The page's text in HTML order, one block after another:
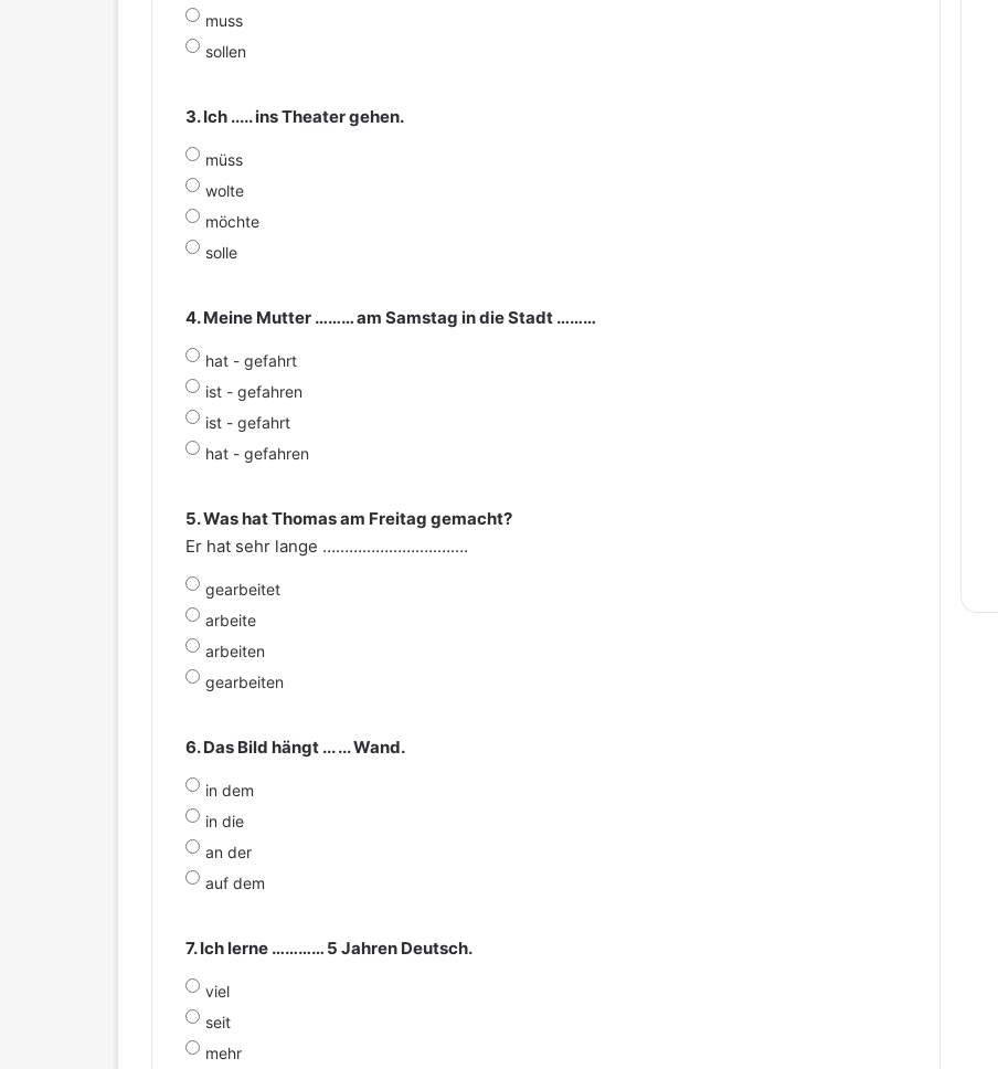
muss
sollen
3. Ich ..... ins Theater gehen.
müss
wolte
möchte
solle
4. Meine Mutter ……… am Samstag in die Stadt ………
hat - gefahrt
ist - gefahren
ist - gefahrt
hat - gefahren
5. Was hat Thomas am Freitag gemacht?
Er hat sehr lange ……………………..…….
gearbeitet
arbeite
arbeiten
gearbeiten
6. Das Bild hängt ... ... Wand.
in dem
in die
an der
auf dem
7. Ich lerne ………… 5 Jahren Deutsch.
viel
seit
mehr